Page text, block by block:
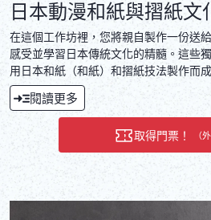
日本動漫和紙與摺紙文
在這個工作坊裡，您將親自製作一份送
感受並學習日本傳統文化的精髓。這些
用日本和紙（和紙）和摺紙技法製作而
姬」和紙娃娃搭配一支日本製造的原子
物。您也可以選擇製作其他您喜歡的手
袋、和紙筆記本或禦朱印冊）。此外，
品！工作坊結束後，您還將獲得一份“結
自己的國家教授這項技藝。
閱讀更多
取得門票！ （